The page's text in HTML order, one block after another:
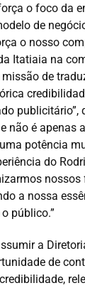
o foco da
de
o nosso
Itatiaia na
de
publicitário”,
não é apenas
potência
do
nossos
a nossa
público.”
a
de